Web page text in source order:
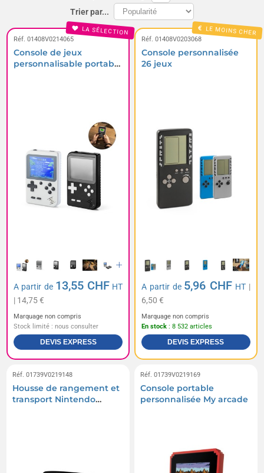
Trier par...
LA SÉLECTION
Réf. 01408V0214065
Console de jeux
personnalisable portable
A partir de 13,55 CHF HT
| 14,75 €
Marquage non compris
Stock limité : nous consulter
DEVIS EXPRESS
LE MOINS CHER
Réf. 01408V0203068
Console personnalisée
26 jeux
A partir de 5,96 CHF HT |
6,50 €
Marquage non compris
En stock : 8 532 articles
DEVIS EXPRESS
Réf. 01739V0219148
Housse de rangement et
transport Nintendo
Réf. 01739V0219169
Console portable
personnalisée My arcade